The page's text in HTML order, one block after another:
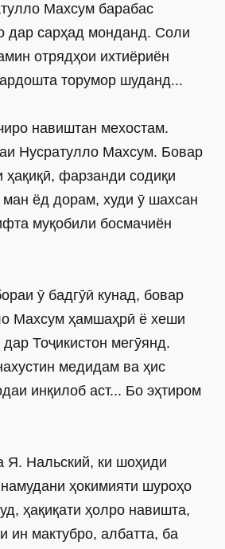
Махсум барабас
дар сарҳад монданд. Соли
отрядҳои ихтиёриён
торумор шуданд...
навиштан мехостам.
Нусратулло Махсум. Бовар
ҳақиқӣ, фарзанди содиқи
ман ёд дорам, худи ӯ шахсан
муқобили босмачиён
ӯ бадгӯӣ кунад, бовар
Махсум ҳамшаҳрӣ ё хеши
Тоҷикистон мегӯянд.
медидам ва ҳис
инқилоб аст... Бо эҳтиром
Я. Нальский, ки шоҳиди
ҳокимияти шуроҳо
ҳақиқати ҳолро навишта,
ин мактубро, албатта, ба